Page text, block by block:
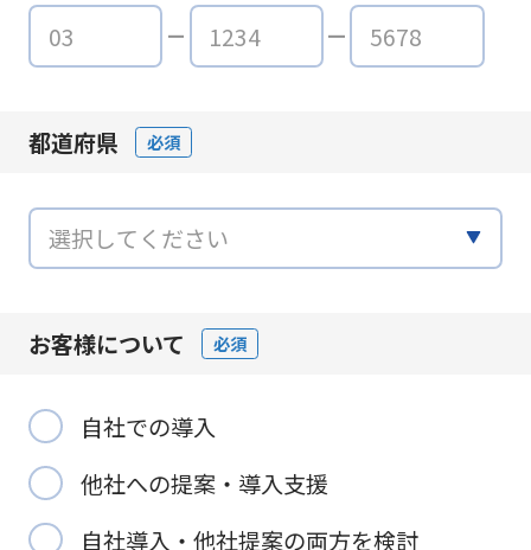
都道府県 必須
お客様について 必須
自社での導入
他社への提案・導入支援
自社導入・他社提案の両方を検討